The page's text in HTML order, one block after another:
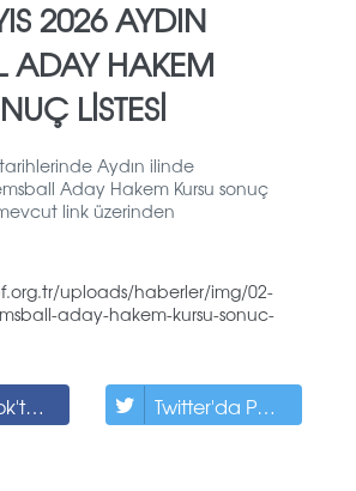
2026 AYDIN
ADAY HAKEM
LİSTESİ
Aydın ilinde
Aday Hakem Kursu sonuç
link üzerinden
uploads/haberler/img/02-
aday-hakem-kursu-sonuc-
Twitter'da Paylaş